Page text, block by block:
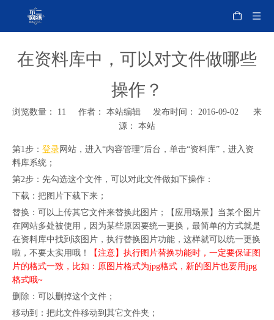
在资料库中，可以对文件做哪些
操作？
浏览数量： 11 作者： 本站编辑 发布时间： 2016-09-02 来
源： 本站
第1步： 登录网站，进入“内容管理”后台，单击“资料库”，进入资
料库系统；
第2步：先勾选这个文件，可以对此文件做如下操作：
下载：把图片下载下来；
替换：可以上传其它文件来替换此图片；【应用场景】当某个图片
在网站多处被使用，因为某些原因要统一更换，最简单的方式就是
在资料库中找到该图片，执行替换图片功能，这样就可以统一更换
啦，不要太实用哦！
【注意】执行图片替换功能时，一定要保证图
片的格式一致，比如：原图片格式为jpg格式，新的图片也要用jpg
格式哦~
删除：可以删掉这个文件；
移动到：把此文件移动到其它文件夹；